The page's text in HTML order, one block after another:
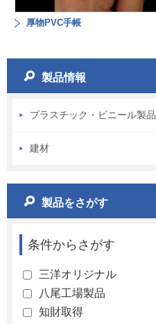
厚物PVC手帳
製品情報
プラスチック・ビニール製品
建材
製品をさがす
条件からさがす
三洋オリジナル
八尾工場製品
知財取得